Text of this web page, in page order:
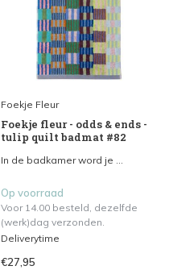
Foekje Fleur
Foekje fleur - odds & ends -
tulip quilt badmat #82
In de badkamer word je ...
Op voorraad
Voor 14.00 besteld, dezelfde
(werk)dag verzonden.
Deliverytime
€27,95